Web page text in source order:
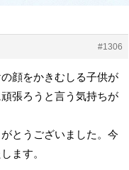
#1306
顔をかきむしる子供が
張ろうと言う気持ちが
とうございました。今
ます。